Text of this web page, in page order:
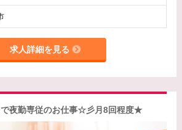
求人詳細を見る
で夜勤専従のお仕事☆彡月8回程度★